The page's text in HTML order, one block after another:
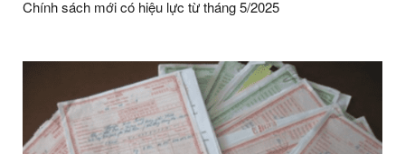
Chính sách mới có hiệu lực từ tháng 5/2025